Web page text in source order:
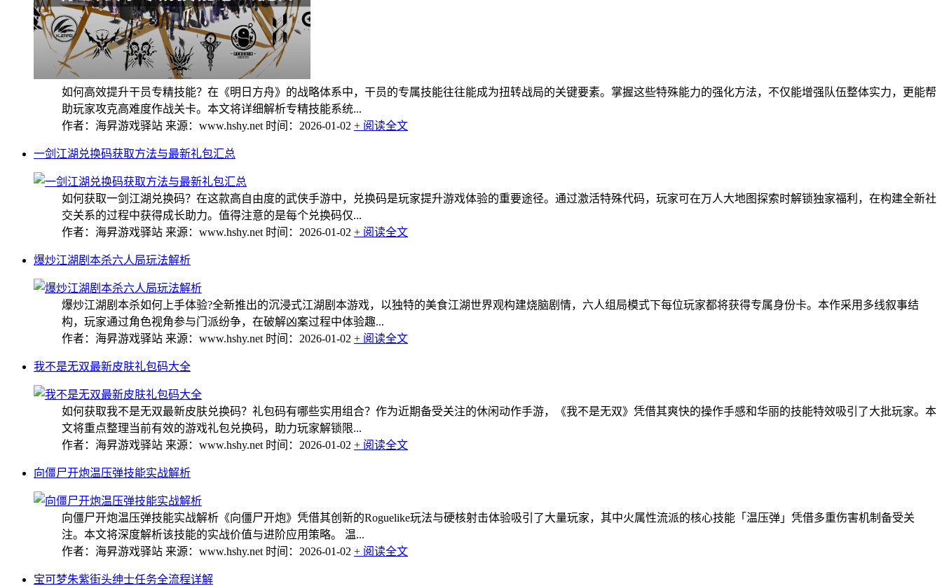
如何高效提升干员专精技能？在《明日方舟》的战略体系中，干员的专属技能往往能成为扭转战局的关键要素。掌握这些特殊能力的强化方法，不仅能增强队伍整体实力，更能帮
助玩家攻克高难度作战关卡。本文将详细解析专精技能系统...
作者：海昇游戏驿站 来源：www.hshy.net 时间：2026-01-02 + 阅读全文
一剑江湖兑换码获取方法与最新礼包汇总
如何获取一剑江湖兑换码？在这款高自由度的武侠手游中，兑换码是玩家提升游戏体验的重要途径。通过激活特殊代码，玩家可在万人大地图探索时解锁独家福利，在构建全新社
交关系的过程中获得成长助力。值得注意的是每个兑换码仅...
作者：海昇游戏驿站 来源：www.hshy.net 时间：2026-01-02 + 阅读全文
爆炒江湖剧本杀六人局玩法解析
爆炒江湖剧本杀如何上手体验?全新推出的沉浸式江湖剧本游戏，以独特的美食江湖世界观构建烧脑剧情，六人组局模式下每位玩家都将获得专属身份卡。本作采用多线叙事结
构，玩家通过角色视角参与门派纷争，在破解凶案过程中体验趣...
作者：海昇游戏驿站 来源：www.hshy.net 时间：2026-01-02 + 阅读全文
我不是无双最新皮肤礼包码大全
如何获取我不是无双最新皮肤兑换码？礼包码有哪些实用组合？作为近期备受关注的休闲动作手游，《我不是无双》凭借其爽快的操作手感和华丽的技能特效吸引了大批玩家。本
文将重点整理当前有效的游戏礼包兑换码，助力玩家解锁限...
作者：海昇游戏驿站 来源：www.hshy.net 时间：2026-01-02 + 阅读全文
向僵尸开炮温压弹技能实战解析
向僵尸开炮温压弹技能实战解析《向僵尸开炮》凭借其创新的Roguelike玩法与硬核射击体验吸引了大量玩家，其中火属性流派的核心技能「温压弹」凭借多重伤害机制备受关
注。本文将深度解析该技能的实战价值与进阶应用策略。 温...
作者：海昇游戏驿站 来源：www.hshy.net 时间：2026-01-02 + 阅读全文
宝可梦朱紫街头绅士任务全流程详解